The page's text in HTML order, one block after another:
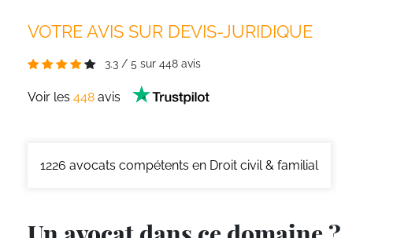
VOTRE AVIS SUR DEVIS-JURIDIQUE
3.3 / 5 sur 448 avis
Voir les 448 avis
1226 avocats compétents en Droit civil & familial